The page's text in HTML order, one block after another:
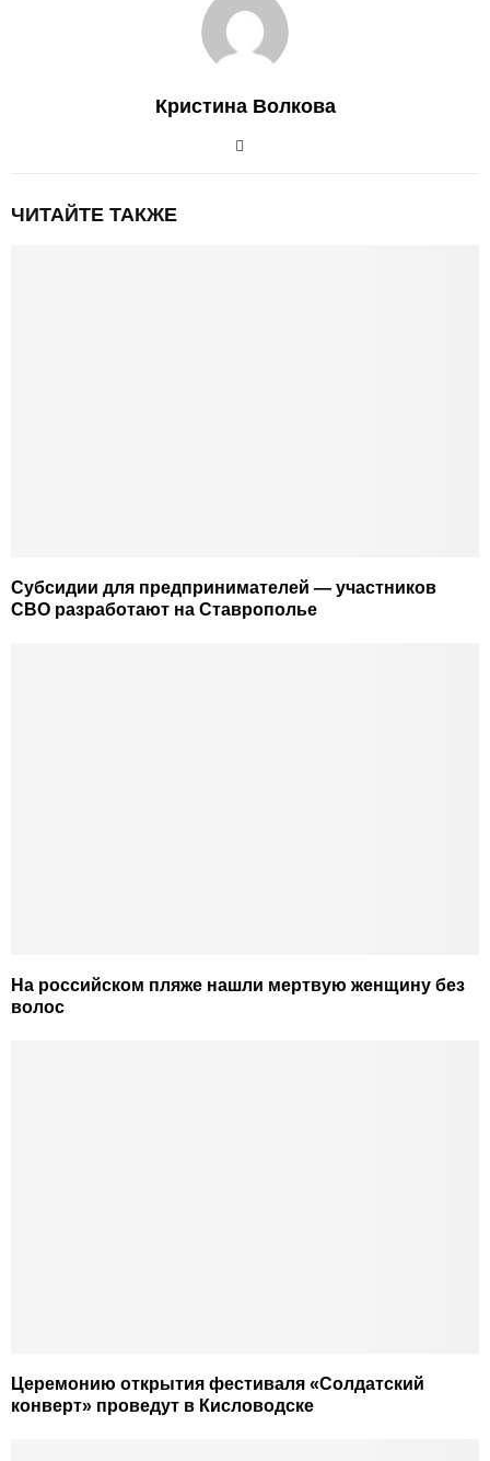
Кристина Волкова
ЧИТАЙТЕ ТАКЖЕ
Субсидии для предпринимателей — участников
СВО разработают на Ставрополье
На российском пляже нашли мертвую женщину без
волос
Церемонию открытия фестиваля «Солдатский
конверт» проведут в Кисловодске